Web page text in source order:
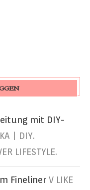
mit DIY-
| DIY.
LIFESTYLE.
Fineliner V LIKE